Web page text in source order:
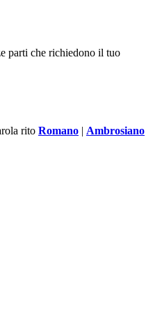
parti che richiedono il tuo
rito Romano | Ambrosiano